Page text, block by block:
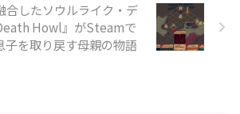
合したソウルライク・デ
Howl』がSteamで
子を取り戻す母親の物語